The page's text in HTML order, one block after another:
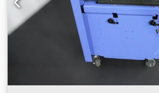
bloco - Classificação seletiva -
350 mm; mín. 148 × 120 mm -
g/m² - Altura de alimentação: 130
de produção: até 9.500 ciclos/h -
– 2,3 kW - Dimensões: 810 × 652 ×
cada Também podemos organizar
carregamento, transporte (por